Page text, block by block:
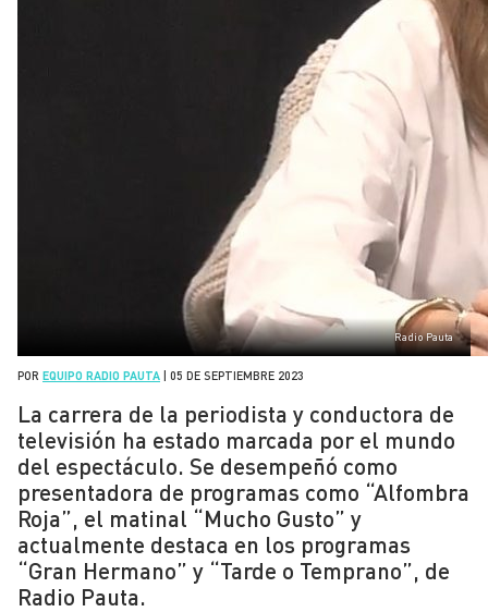
Radio Pauta
POR EQUIPO RADIO PAUTA 05 DE SEPTIEMBRE 2023
La carrera de la periodista y conductora de
televisión ha estado marcada por el mundo
del espectáculo. Se desempeñó como
presentadora de programas como “Alfombra
Roja”, el matinal “Mucho Gusto” y
actualmente destaca en los programas
“Gran Hermano” y “Tarde o Temprano”, de
Radio Pauta.